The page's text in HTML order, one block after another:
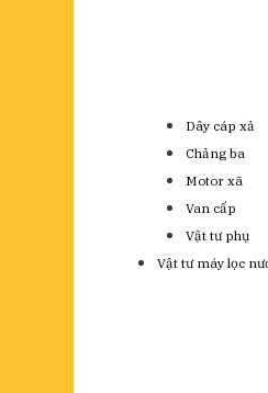
Dây cáp xả
Chảng ba
Motor xã
Van cấp
Vật tư phụ
Vật tư máy lọc